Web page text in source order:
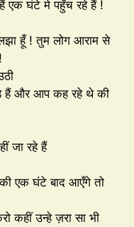
एक घंटे मे पहुँच रहे हैं !
हूँ ! तुम लोग आराम से
हैं और आप कह रहे थे की
जा रहे हैं
एक घंटे बाद आएँगे तो
कहीं उन्हे ज़रा सा भी